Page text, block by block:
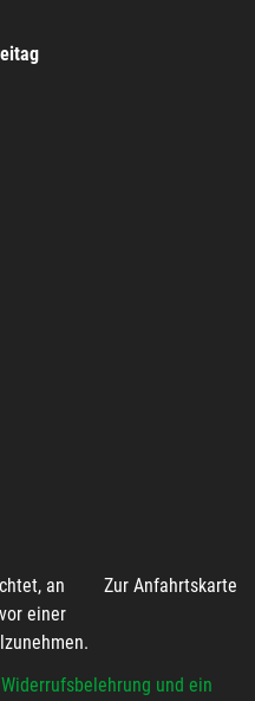
Zur Anfahrtskarte
an
einer
Widerrufsbelehrung und ein